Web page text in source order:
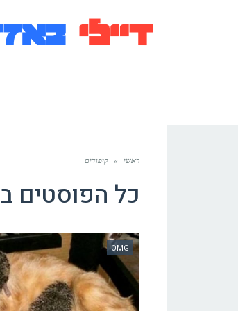
ראשי » קיפודים
כל הפוסטים ב
OMG